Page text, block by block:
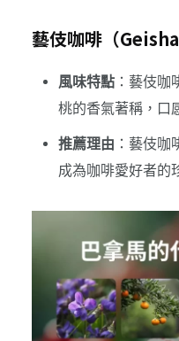
藝伎咖啡（
風味特點：藝伎咖
桃的香氣著稱，口
推薦理由 ：藝伎
成為咖啡愛好者的